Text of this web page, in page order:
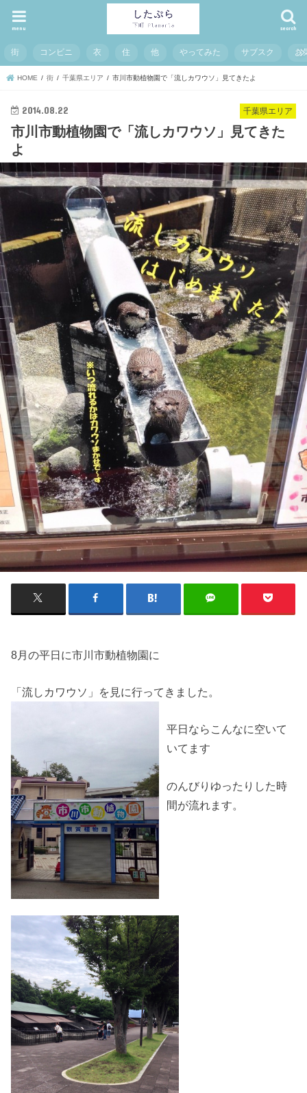
search
menu
街 コンビニ 衣 住 他 やってみた サブスク お
HOME 街 千葉県エリア 市川市動植物園で「流しカワウソ」見てきたよ
千葉県エリア
2014.08.22
市川市動植物園で「流しカワウソ」見てきた
よ
8月の平日に市川市動植物園に
「流しカワウソ」を見に行ってきました。
平日ならこんなに空いて
いてます
のんびりゆったりした時
間が流れます。